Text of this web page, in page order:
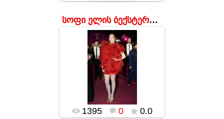
სოფი ელის ბექსტერი Life Ball-ის მეჯლისზე
17.01.2016
ორი ვარიანტია:
მომღერალი ან
გულმოდგინედ
ფარავს ზედმეტ
კილოგრამებს ან
დემონსტრირებას
ახდენს იმისა, თუ
როგორ
გამოიყურებ...
popularsge
1395 0 0.0